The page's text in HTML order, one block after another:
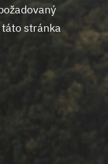
táto stránka